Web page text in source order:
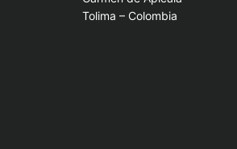
Tolima – Colombia